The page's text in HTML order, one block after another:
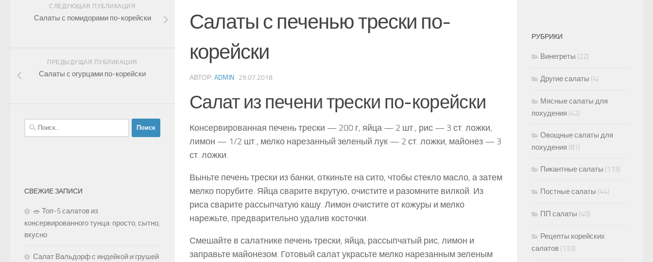
Салаты с печенью трески по-
корейски
АВТОР: ADMIN · 29.07.2018
Салат из печени трески по-корейски
Консервированная печень трески — 200 г, яйца — 2 шт., рис — 3 ст. ложки,
лимон — 1/2 шт., мелко нарезанный зеленый лук — 2 ст. ложки, майонез — 3
ст. ложки.
Выньте печень трески из банки, откиньте на сито, чтобы стекло масло, а затем
мелко порубите. Яйца сварите вкрутую, очистите и разомните вилкой. Из
риса сварите рассыпчатую кашу. Лимон очистите от кожуры и мелко
нарежьте, предвари­тельно удалив косточки.
Смешайте в салатнике печень трески, яйца, рассыпчатый рис, лимон и
заправьте майонезом. Готовый салат украсьте мел­ко нарезанным зеленым
СЛЕДУЮЩАЯ ПУБЛИКАЦИЯ
Салаты с помидорами по-корейски
ПРЕДЫДУЩАЯ ПУБЛИКАЦИЯ
Салаты с огурцами по-корейски
Найти:
СВЕЖИЕ ЗАПИСИ
🥗 Топ-5 салатов из
консервированного тунца: просто, сытно,
вкусно
Салат Вальдорф с индейкой и грушей
РУБРИКИ
Винегреты (22)
Другие салаты (4)
Мясные салаты для
похудения (42)
Овощные салаты для
похудения (81)
Пикантные салаты (113)
Постные салаты (44)
ПП салаты (40)
Рецепты корейских
салатов (133)